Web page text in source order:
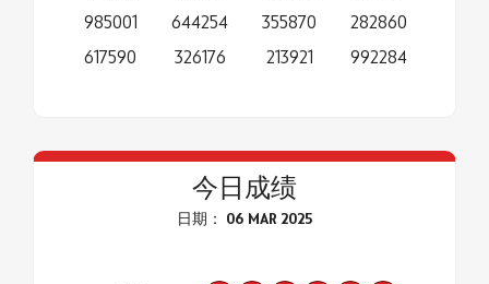
985001
617590
644254
326176
355870
213921
282860
992284
今日成绩
日期： 06 MAR 2025